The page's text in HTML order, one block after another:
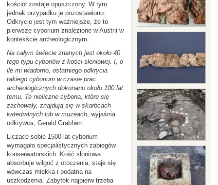
kościół zostaje opuszczony. W tym
jednak przypadku je pozostawiono.
Odkrycie jest tym ważniejsze, że to
pierwsze cyborium znalezione w Austrii w
kontekście archeologicznym.
Na całym świecie znanych jest około 40
tego typu cyboriów z kości słoniowej. I, o
ile mi wiadomo, ostatniego odkrycia
takiego cyborium w czasie prac
archeologicznych dokonano około 100 lat
temu. Te nieliczne cyboria, które się
zachowały, znajdują się w skarbcach
katedralnych lub w muzeach, wyjaśnia
odkrywca, Gerald Grabherr.
Liczące sobie 1500 lat cyborium
wymagało specjalistycznych zabiegów
konserwatorskich. Kość słoniowa
absorbuje wilgoć z otoczenia, staje się
wówczas miękka i podatna na
uszkodzenia. Zabytek najpierw trzeba